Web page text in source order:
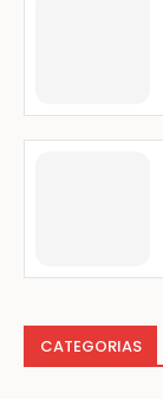
CATEGORIAS